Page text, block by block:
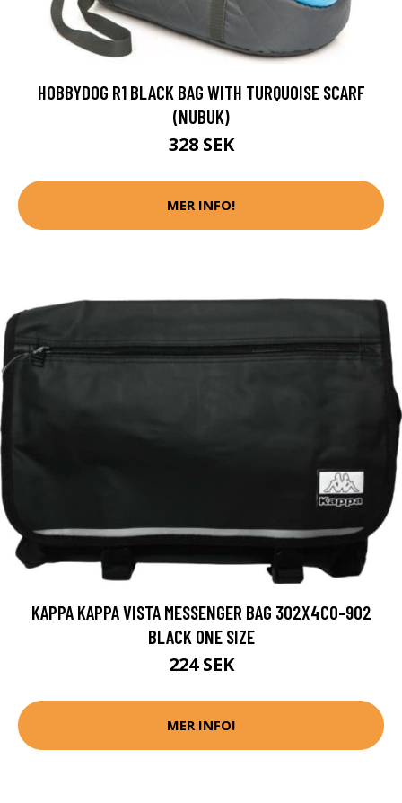
HOBBYDOG R1 BLACK BAG WITH TURQUOISE SCARF
(NUBUK)
328 SEK
MER INFO!
KAPPA KAPPA VISTA MESSENGER BAG 302X4C0-902
BLACK ONE SIZE
224 SEK
MER INFO!